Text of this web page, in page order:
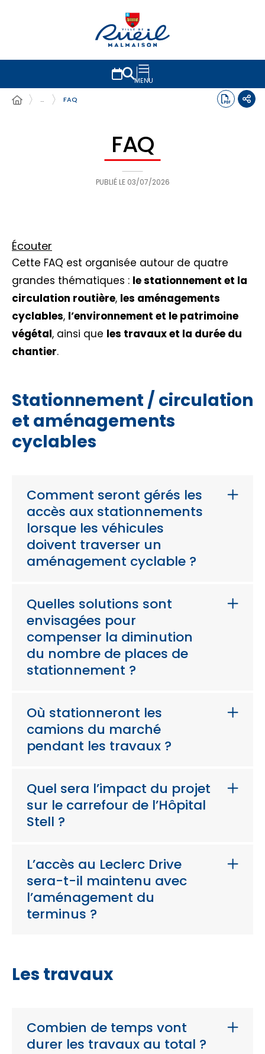
MENU
…
FAQ
FAQ
PUBLIÉ LE 03/07/2026
Écouter
Cette FAQ est organisée autour de quatre
grandes thématiques : le stationnement et la
circulation routière, les aménagements
cyclables, l’environnement et le patrimoine
végétal, ainsi que les travaux et la durée du
chantier.
Stationnement / circulation
et aménagements
cyclables
Comment seront gérés les
accès aux stationnements
lorsque les véhicules
doivent traverser un
aménagement cyclable ?
Quelles solutions sont
envisagées pour
compenser la diminution
du nombre de places de
stationnement ?
Où stationneront les
camions du marché
pendant les travaux ?
Quel sera l’impact du projet
sur le carrefour de l’Hôpital
Stell ?
L’accès au Leclerc Drive
sera-t-il maintenu avec
l’aménagement du
terminus ?
Les travaux
Combien de temps vont
durer les travaux au total ?